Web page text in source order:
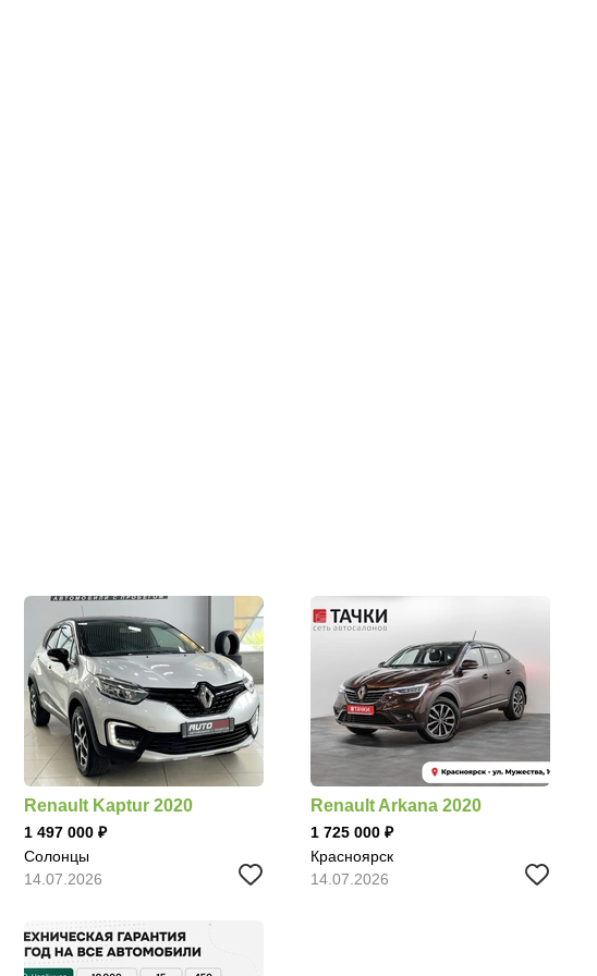
Renault Kaptur 2020
1 497 000
Солонцы
14.07.2026
Renault Arkana 2020
1 725 000
Красноярск
14.07.2026